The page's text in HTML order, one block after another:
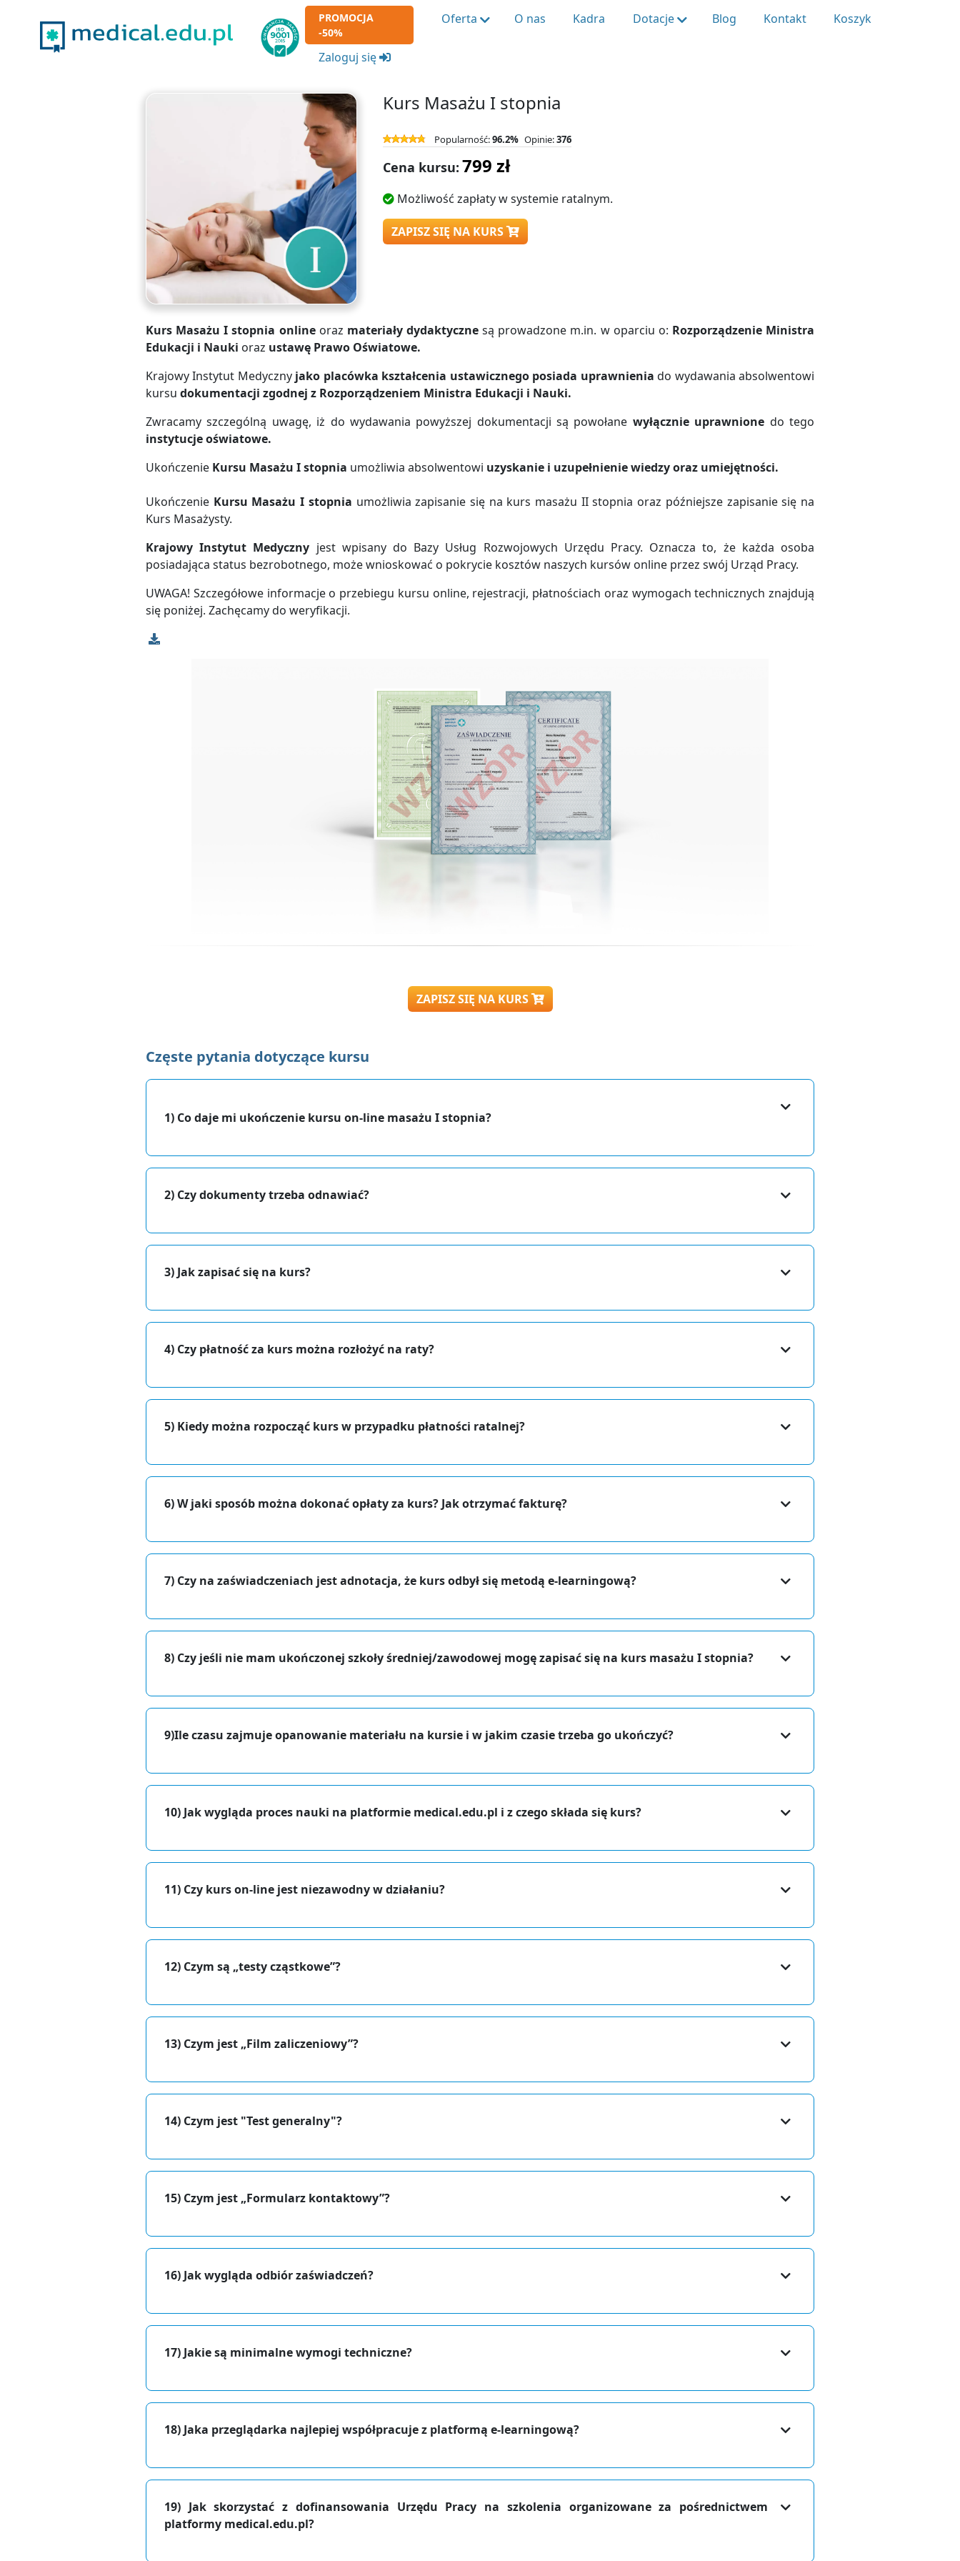
PROMOCJA
-50%
Oferta O nas Kadra Dotacje Blog Kontakt Koszyk
Zaloguj się
Kurs Masażu I stopnia
Popularność:96.2% Opinie:376
Cena kursu: 799 zł
Możliwość zapłaty w systemie ratalnym.
ZAPISZ SIĘ NA KURS
Kurs Masażu I stopnia onlineoraz materiały dydaktycznesą prowadzone m.in. w oparciu o: Rozporządzenie Ministra
Edukacji i Nauki oraz ustawę Prawo Oświatowe.
Krajowy Instytut Medyczny jako placówka kształcenia ustawicznego posiada uprawnieniado wydawania absolwentowi
kursu dokumentacji zgodnej z Rozporządzeniem Ministra Edukacji i Nauki.
Zwracamy szczególną uwagę, iż do wydawania powyższej dokumentacji są powołane wyłącznie uprawnione do tego
instytucje oświatowe.
Ukończenie Kursu Masażu I stopnia umożliwia absolwentowi uzyskanie i uzupełnienie wiedzy oraz umiejętności.
Ukończenie Kursu Masażu I stopnia umożliwia zapisanie się na kurs masażu II stopnia oraz późniejsze zapisanie się na
Kurs Masażysty.
Krajowy Instytut Medyczny jest wpisany do Bazy Usług Rozwojowych Urzędu Pracy. Oznacza to, że każda osoba
posiadająca status bezrobotnego, może wnioskować o pokrycie kosztów naszych kursów online przez swój Urząd Pracy.
UWAGA! Szczegółowe informacje o przebiegu kursu online, rejestracji, płatnościach oraz wymogach technicznych znajdują
się poniżej. Zachęcamy do weryfikacji.
ZAPISZ SIĘ NA KURS
Częste pytania dotyczące kursu
1) Co daje mi ukończenie kursu on-line masażu I stopnia?
2) Czy dokumenty trzeba odnawiać?
3) Jak zapisać się na kurs?
4) Czy płatność za kurs można rozłożyć na raty?
5) Kiedy można rozpocząć kurs w przypadku płatności ratalnej?
6)W jaki sposób można dokonać opłaty za kurs? Jak otrzymać fakturę?
7) Czy na zaświadczeniach jest adnotacja, że kurs odbył się metodą e-learningową?
8) Czy jeśli nie mam ukończonej szkoły średniej/zawodowej mogę zapisać się na kurs masażu I stopnia?
9)Ile czasu zajmuje opanowanie materiału na kursie i w jakim czasie trzeba go ukończyć?
10) Jak wygląda proces nauki na platformie medical.edu.pl i z czego składa się kurs?
11) Czy kurs on-line jest niezawodny w działaniu?
12) Czym są „testy cząstkowe”?
13) Czym jest „Film zaliczeniowy”?
14) Czym jest "Test generalny"?
15) Czym jest „Formularz kontaktowy”?
16) Jak wygląda odbiór zaświadczeń?
17) Jakie są minimalne wymogi techniczne?
18) Jaka przeglądarka najlepiej współpracuje z platformą e-learningową?
19) Jak skorzystać z dofinansowania Urzędu Pracy na szkolenia organizowane za pośrednictwem
platformy medical.edu.pl?